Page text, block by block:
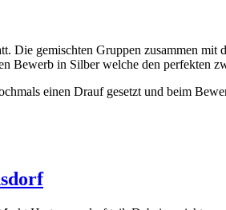
Die gemischten Gruppen zusammen
Bewerb in Silber welche den perfekten
einen Drauf gesetzt und beim